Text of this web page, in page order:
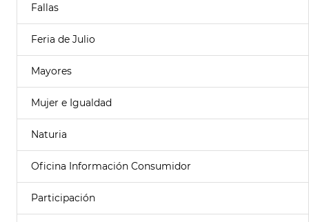
Fallas
Feria de Julio
Mayores
Mujer e Igualdad
Naturia
Oficina Información Consumidor
Participación